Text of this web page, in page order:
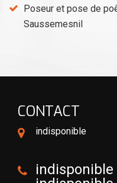
Poseur et pose de
Saussemesnil
CONTACT
indisponible
indisponible